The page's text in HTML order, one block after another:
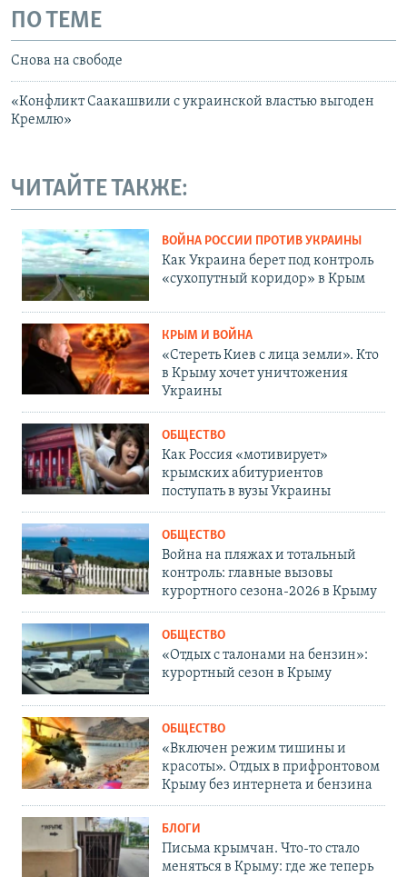
ПО ТЕМЕ
Снова на свободе
«Конфликт Саакашвили с украинской властью выгоден
Кремлю»
ЧИТАЙТЕ ТАКЖЕ:
ВОЙНА РОССИИ ПРОТИВ УКРАИНЫ
Как Украина берет под контроль
«сухопутный коридор» в Крым
КРЫМ И ВОЙНА
«Стереть Киев с лица земли». Кто
в Крыму хочет уничтожения
Украины
ОБЩЕСТВО
Как Россия «мотивирует»
крымских абитуриентов
поступать в вузы Украины
ОБЩЕСТВО
Война на пляжах и тотальный
контроль: главные вызовы
курортного сезона-2026 в Крыму
ОБЩЕСТВО
«Отдых с талонами на бензин»:
курортный сезон в Крыму
ОБЩЕСТВО
«Включен режим тишины и
красоты». Отдых в прифронтовом
Крыму без интернета и бензина
БЛОГИ
Письма крымчан. Что-то стало
меняться в Крыму: где же теперь